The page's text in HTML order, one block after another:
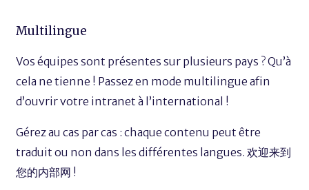
Multilingue
Vos équipes sont présentes sur plusieurs pays ? Qu’à
cela ne tienne ! Passez en mode multilingue afin
d’ouvrir votre intranet à l’international !
Gérez au cas par cas : chaque contenu peut être
traduit ou non dans les différentes langues. 欢迎来到
您的内部网 !